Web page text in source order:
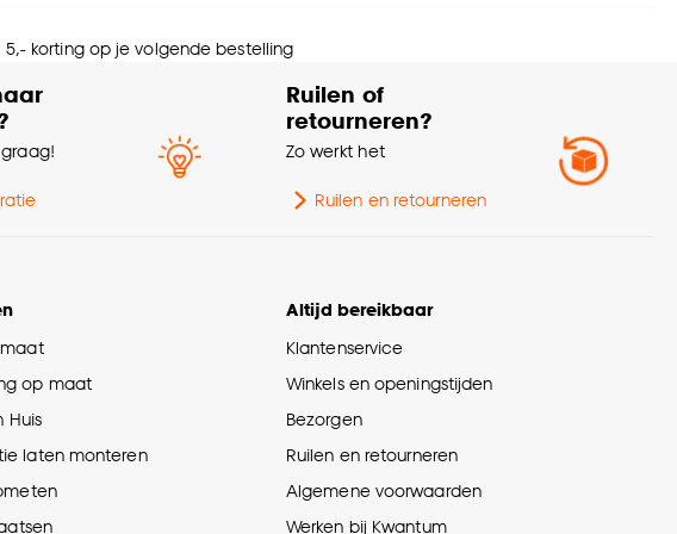
5,- korting op je volgende bestelling
Ruilen of
retourneren?
Zo werkt het
Ruilen en retourneren
op maat
Huis
laten monteren
Altijd bereikbaar
Klantenservice
Winkels en openingstijden
Bezorgen
Ruilen en retourneren
Algemene voorwaarden
Werken bij Kwantum